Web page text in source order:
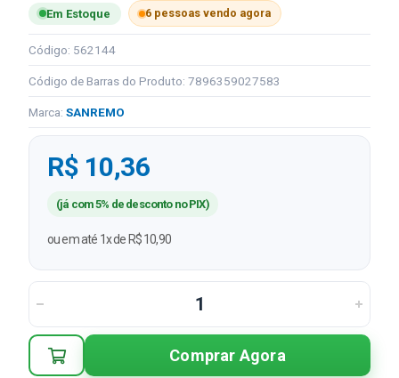
Em Estoque 6 pessoas vendo agora
Código: 562144
Código de Barras do Produto: 7896359027583
Marca: SANREMO
R$ 10,36
(já com 5% de desconto no PIX)
ou em até 1x de R$ 10,90
Comprar Agora